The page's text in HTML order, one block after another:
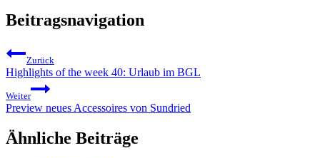
Beitragsnavigation
Zurück
Highlights of the week 40: Urlaub im BGL
Weiter
Preview neues Accessoires von Sundried
Ähnliche Beiträge